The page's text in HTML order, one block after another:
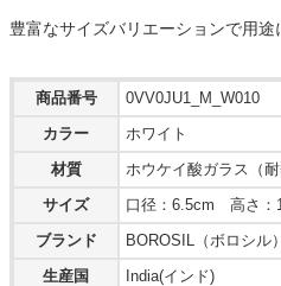
豊富なサイズバリエーションで用途
商品番号
0VV0JU1_M_W010
カラー
ホワイト
材質
ホウケイ酸ガラス（耐
サイズ
口径：6.5cm 高さ
ブランド
BOROSIL（ボロシル
生産国
India(インド)